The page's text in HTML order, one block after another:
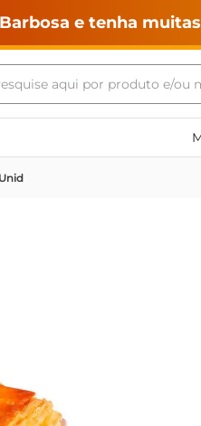
e tenha
aqui por produto e/
mais buscados
maquina lavar
leite pó